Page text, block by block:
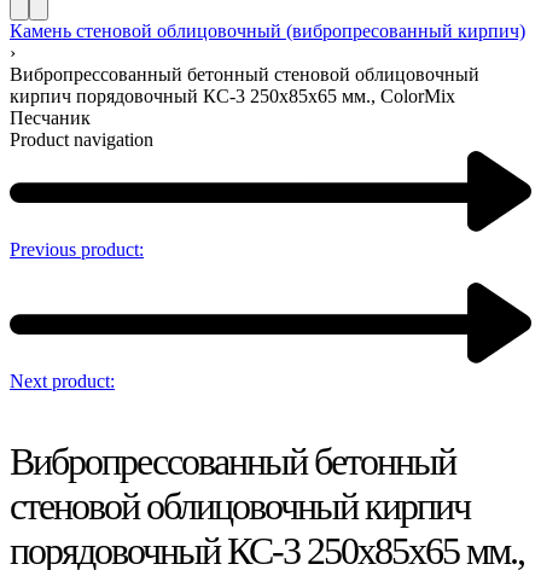
Камень стеновой облицовочный (вибропресованный кирпич)
›
Вибропрессованный бетонный стеновой облицовочный
кирпич порядовочный КС-3 250х85х65 мм., ColorMix
Песчаник
Product navigation
Previous product:
Next product:
Вибропрессованный бетонный
стеновой облицовочный кирпич
порядовочный КС-3 250х85х65 мм.,